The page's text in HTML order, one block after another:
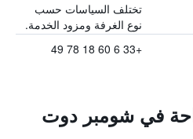
تختلف السياسات حسب
نوع الغرفة ومزود الخدمة.
+33 6 60 18 78 49
في شومبر دوت